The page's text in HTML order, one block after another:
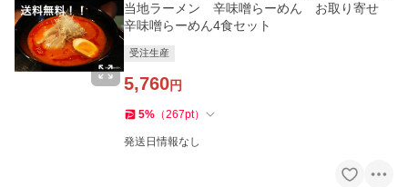
当地ラーメン 辛味噌らーめん お取り寄せ
辛味噌らーめん4食セット
受注生産
5,760円
5% （267pt）
発送日情報なし